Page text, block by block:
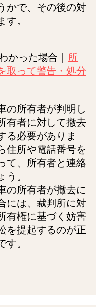
かで、その後の対
す。
かった場合｜ 所
取って警告・処分
の所有者が判明し
有者に対して撤去
る必要がありま
住所や電話番号を
て、所有者と連絡
う。
の所有者が撤去に
には、裁判所に対
有権に基づく妨害
を提起するのが正
す。